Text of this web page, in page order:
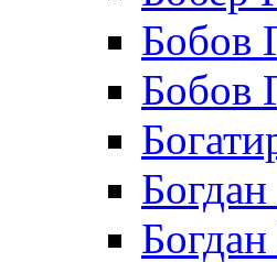
Бобов
Бобов